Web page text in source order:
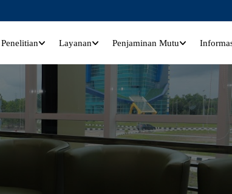
Penelitian Layanan Penjaminan Mutu